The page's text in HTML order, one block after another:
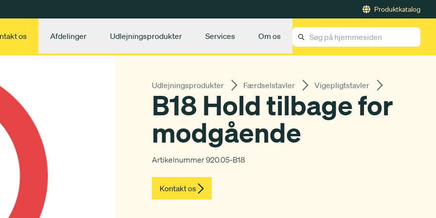
Produktkatalog
os Afdelinger Udlejningsprodukter Services Om os
Udlejningsprodukter Færdselstavler Vigepligtstavler
B18 Hold tilbage for
modgående
Artikelnummer 920.05-B18
Kontakt os